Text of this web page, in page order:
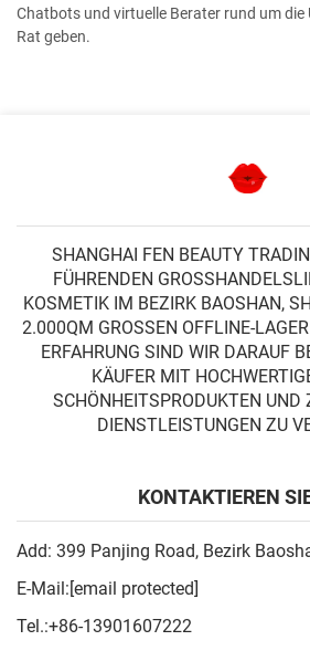
Chatbots und virtuelle Berater rund um
Rat geben.
SHANGHAI FEN BEAUTY
FÜHRENDEN
OSMETIK IM BEZIRK BAOSHAN,
.000QM GROSSEN OFFLINE-LAGER
FAHRUNG SIND WIR DARAUF
UFER MIT HOCHWERTIGEN
HÖNHEITSPRODUKTEN UND
ENSTLEISTUNGEN ZU
KONTAKTIEREN
Add: 399 Panjing Road, Bezirk
E-Mail:[email protected]
Tel.:+86-13901607222